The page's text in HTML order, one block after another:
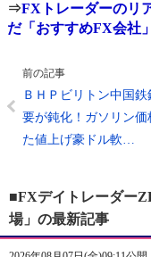
⇒FXトレーダーのリ
だ「おすすめFX会社
前の記事
ＢＨＰビリトン中国鉄
要が鈍化！ガソリン価
た値上げ豪ドル軟…
■FXデイトレーダー
場」の最新記事